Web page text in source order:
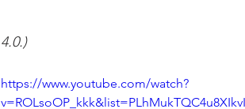
4.0.)
https://www.youtube.com/watch?